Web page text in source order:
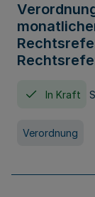
In Kraft
Verordnung